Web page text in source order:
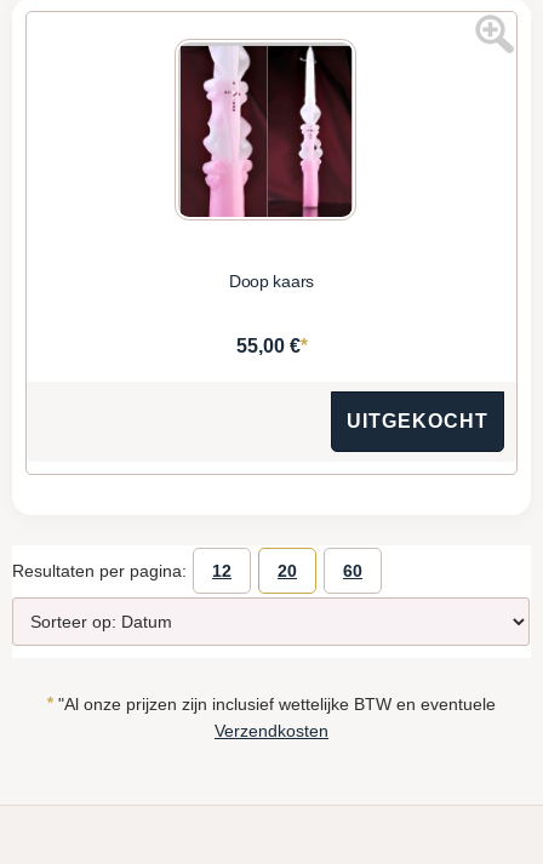
Doop kaars
55,00 €*
UITGEKOCHT
Resultaten per pagina: 12 20 60
* "Al onze prijzen zijn inclusief wettelijke BTW en eventuele
Verzendkosten